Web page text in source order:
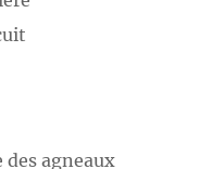
agneaux